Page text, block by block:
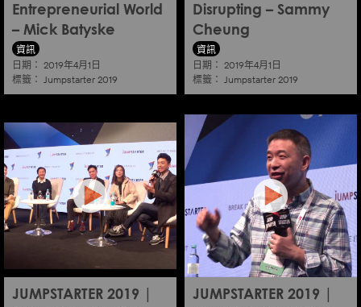
Entrepreneurial World
– Mick Batyske
資訊
日期： 2019年4月1日
標籤： Jumpstarter 2019
Disrupting – Sammy
Cheung
資訊
日期： 2019年4月1日
標籤： Jumpstarter 2019
JUMPSTARTER 2019 |
JUMPSTARTER 2019 |